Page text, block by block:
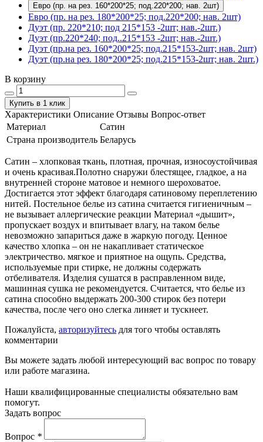
Евро (пр. на рез. 160*200*25; под.220*200; нав. 2шт)
Евро (пр. на рез. 180*200*25; под.220*200; нав. 2шт)
Дуэт (пр. 220*210; под 215*153 -2шт; нав.-2шт.)
Дуэт (пр.220*240; под..215*153 -2шт; нав.-2шт.)
Дуэт (пр.на рез. 160*200*25; под.215*153-2шт; нав. 2шт)
Дуэт (пр.на рез. 180*200*25; под.215*153-2шт; нав. 2шт.)
В корзину
Купить в 1 клик
Характеристики Описание Отзывы Вопрос-ответ
Материал
Сатин
Страна производитель Беларусь
Сатин – хлопковая ткань, плотная, прочная, износоустойчивая
и очень красивая.Полотно снаружи блестящее, гладкое, а на
внутренней стороне матовое и немного шероховатое.
Достигается этот эффект благодаря сатиновому переплетению
нитей. Постельное белье из сатина считается гигиеничным –
не вызывает аллергические реакции Материал «дышит»,
пропускает воздух и впитывает влагу, на таком белье
невозможно запариться даже в жаркую погоду. Ценное
качество хлопка – он не накапливает статическое
электричество. мягкое и приятное на ощупь. Средства,
используемые при стирке, не должны содержать
отбеливателя. Изделия сушатся в расправленном виде,
машинная сушка не рекомендуется. Считается, что белье из
сатина способно выдержать 200-300 стирок без потери
качества, после чего оно слегка линяет и тускнеет.
Пожалуйста, авторизуйтесь для того чтобы оставлять
комментарии
Вы можете задать любой интересующий вас вопрос по товару
или работе магазина.
Наши квалифицированные специалисты обязательно вам
помогут.
Задать вопрос
Вопрос *